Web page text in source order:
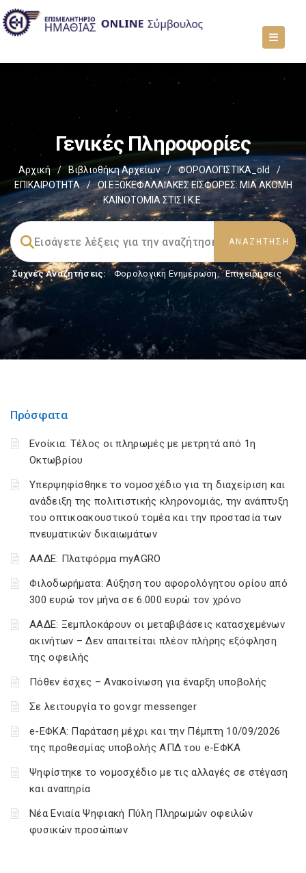
Γενικές Πληροφορίες
Αρχική / Βιβλιοθήκη Αρχείων / ΦΟΡΟΛΟΓΙΣΤΙΚΑ_old
/
ΕΠΙΚΑΙΡΟΤΗΤΑ
/
ΟΙ ΕΞΩΚΕΦΑΛΑΙΑΚΕΣ ΕΙΣΦΟΡΕΣ: ΜΙΑ ΑΚΟΜΗ
ΚΑΙΝΟΤΟΜΙΑ ΣΤΙΣ Ι.Κ.Ε.
Συχνές Αναζητήσεις: Φορολογικη Ενημέρωση, Επιχειρήσεις
Πρόσφατα
Ενοίκια: Τέλος οι πληρωμές με μετρητά από 1η
Οκτωβρίου
Υπερψηφίσθηκε το νομοσχέδιο για τη διαχείριση και
ανάδειξη της πολιτιστικής κληρονομιάς, την ανάπτυξη
του οπτικοακουστικού τομέα και την προστασία των
πνευματικών δικαιωμάτων
ΑΑΔΕ: Πλατφόρμα myAGRO
Φιλοδωρήματα: Αύξηση του αφορολόγητου ορίου από
300 ευρώ τον μήνα σε 6.000 ευρώ τον χρόνο
ΑΑΔΕ: Ξεμπλοκάρουν οι μεταβιβάσεις κατασχεμένων
ακινήτων – Δεν απαιτείται πλέον πλήρης εξόφληση
της οφειλής
Πόθεν έσχες – Ανακοίνωση για έναρξη υποβολής
Σε λειτουργία το gov.gr messenger
e-ΕΦΚΑ: Παράταση μέχρι και την Πέμπτη 10/09/2026
της προθεσμίας υποβολής ΑΠΔ του e-ΕΦΚΑ
Ψηφίστηκε το νομοσχέδιο με τις αλλαγές σε στέγαση
και αναπηρία
Νέα Ενιαία Ψηφιακή Πύλη Πληρωμών οφειλών
φυσικών προσώπων